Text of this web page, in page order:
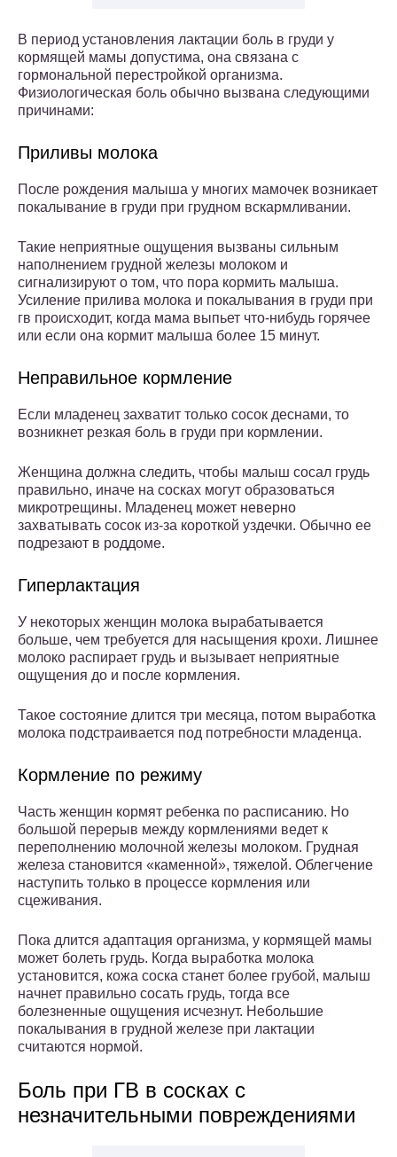
В период установления лактации боль в груди у
кормящей мамы допустима, она связана с
гормональной перестройкой организма.
Физиологическая боль обычно вызвана следующими
причинами:
Приливы молока
После рождения малыша у многих мамочек возникает
покалывание в груди при грудном вскармливании.
Такие неприятные ощущения вызваны сильным
наполнением грудной железы молоком и
сигнализируют о том, что пора кормить малыша.
Усиление прилива молока и покалывания в груди при
гв происходит, когда мама выпьет что-нибудь горячее
или если она кормит малыша более 15 минут.
Неправильное кормление
Если младенец захватит только сосок деснами, то
возникнет резкая боль в груди при кормлении.
Женщина должна следить, чтобы малыш сосал грудь
правильно, иначе на сосках могут образоваться
микротрещины. Младенец может неверно
захватывать сосок из-за короткой уздечки. Обычно ее
подрезают в роддоме.
Гиперлактация
У некоторых женщин молока вырабатывается
больше, чем требуется для насыщения крохи. Лишнее
молоко распирает грудь и вызывает неприятные
ощущения до и после кормления.
Такое состояние длится три месяца, потом выработка
молока подстраивается под потребности младенца.
Кормление по режиму
Часть женщин кормят ребенка по расписанию. Но
большой перерыв между кормлениями ведет к
переполнению молочной железы молоком. Грудная
железа становится «каменной», тяжелой. Облегчение
наступить только в процессе кормления или
сцеживания.
Пока длится адаптация организма, у кормящей мамы
может болеть грудь. Когда выработка молока
установится, кожа соска станет более грубой, малыш
начнет правильно сосать грудь, тогда все
болезненные ощущения исчезнут. Небольшие
покалывания в грудной железе при лактации
считаются нормой.
Боль при ГВ в сосках с
незначительными повреждениями